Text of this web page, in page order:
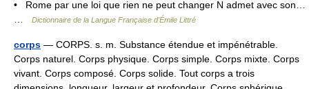
• Rome par une loi que rien ne peut changer N admet avec son…
Dictionnaire de la Langue Française d'Émile Littré
corps — CORPS. s. m. Substance étendue et impénétrable.
Corps naturel. Corps physique. Corps simple. Corps mixte. Corps
vivant. Corps composé. Corps solide. Tout corps a trois